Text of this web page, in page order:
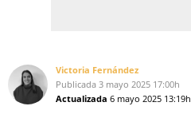
Victoria Fernández
Publicada 3 mayo 2025 17:00h
Actualizada 6 mayo 2025 13:19h